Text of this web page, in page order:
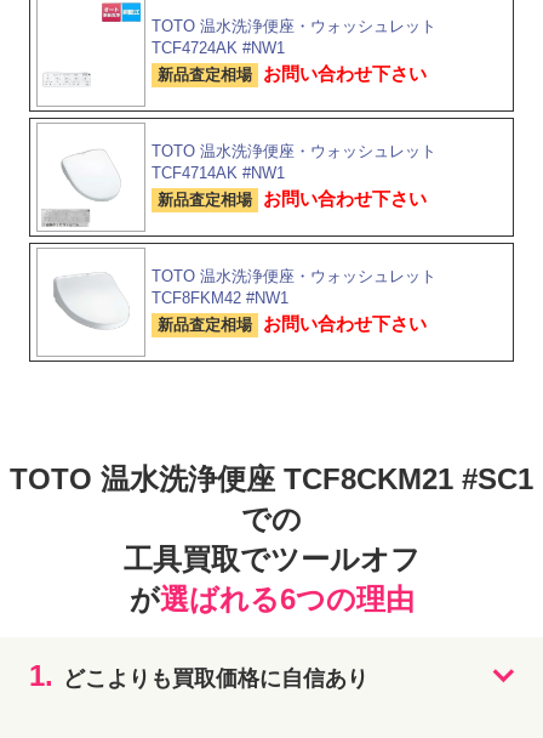
TOTO 温水洗浄便座・ウォッシュレット
TCF4724AK #NW1
新品査定相場 お問い合わせ下さい
TOTO 温水洗浄便座・ウォッシュレット
TCF4714AK #NW1
新品査定相場 お問い合わせ下さい
TOTO 温水洗浄便座・ウォッシュレット
TCF8FKM42 #NW1
新品査定相場 お問い合わせ下さい
TOTO 温水洗浄便座 TCF8CKM21 #SC1
での
工具買取でツールオフ
が選ばれる6つの理由
1. どこよりも買取価格に自信あり